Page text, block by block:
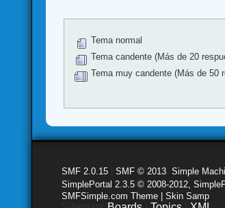
Tema normal
Tema candente (Más de 20
Tema muy candente (Más de 50
SMF 2.0.15 |SMF © 2013 ,Simple
SimplePortal 2.3.5 © 2008-2012,
SMFSimple.com Theme | Skin Samp